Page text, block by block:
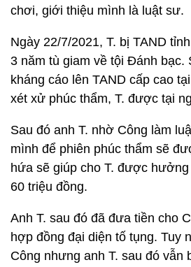
chơi, giới thiệu mình là luật sư.
Ngày 22/7/2021, T. bị TAND
3 năm tù giam về tội Đánh bạc.
kháng cáo lên TAND cấp cao
xét xử phúc thẩm, T. được tại
Sau đó anh T. nhờ Công làm
mình để phiên phúc thẩm sẽ
hứa sẽ giúp cho T. được
60 triệu đồng.
Anh T. sau đó đã đưa tiền cho
hợp đồng đại diện tố tụng. Tuy
Công nhưng anh T. sau đó vẫn